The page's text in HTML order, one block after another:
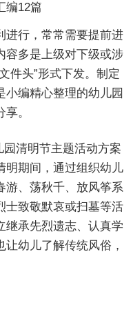
编12篇
进行，常常需要提前进
容多是上级对下级或涉
件头”形式下发。制定
小编精心整理的幼儿园
。
明期间，通过组织幼儿
游、荡秋千、放风筝系
士致敬默哀或扫墓等活
继承先烈遗志、认真学
幼儿了解传统风俗，
园清明节主题活动方案